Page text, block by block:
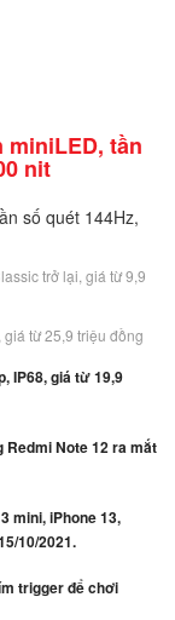
miniLED, tần
nit
số quét 144Hz,
trở lại, giá từ 9,9
từ 25,9 triệu đồng
IP68, giá từ 19,9
Redmi Note 12 ra mắt
mini, iPhone 13,
10/2021.
trigger để chơi